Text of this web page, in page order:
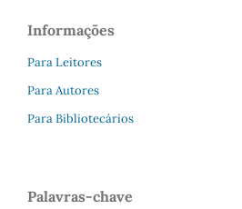
Informações
Para Leitores
Para Autores
Para Bibliotecários
Palavras-chave